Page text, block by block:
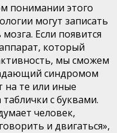
понимании этого
могут записать
Если появится
который
мы сможем
синдромом
на те или иные
с буквами.
человек,
и двигаться»,